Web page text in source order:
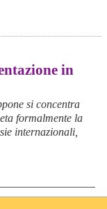
in
si concentra
formalmente la
internazionali,